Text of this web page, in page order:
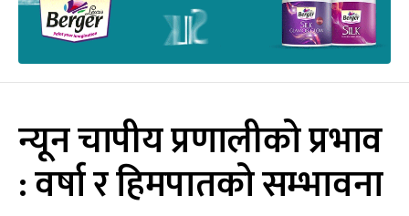
न्यून चापीय प्रणालीको प्रभाव
: वर्षा र हिमपातको सम्भावना